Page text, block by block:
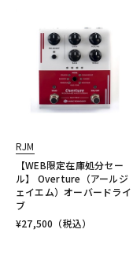
RJM
【WEB限定在庫処分セー
ル】 Overture（アールジ
ェイエム）オーバードライ
ブ
¥27,500 （税込）